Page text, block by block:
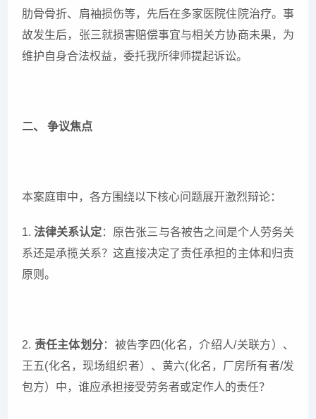
肋骨骨折、肩袖损伤等，先后在多家医院住院治疗。事
故发生后，张三就损害赔偿事宜与相关方协商未果，为
维护自身合法权益，委托我所律师提起诉讼。
二、 争议焦点
本案庭审中，各方围绕以下核心问题展开激烈辩论：
1.法律关系认定：原告张三与各被告之间是个人劳务关
系还是承揽关系？这直接决定了责任承担的主体和归责
原则。
2. 责任主体划分：被告李四(化名，介绍人/关联方）、
王五(化名，现场组织者）、黄六(化名，厂房所有者/发
包方）中，谁应承担接受劳务者或定作人的责任？